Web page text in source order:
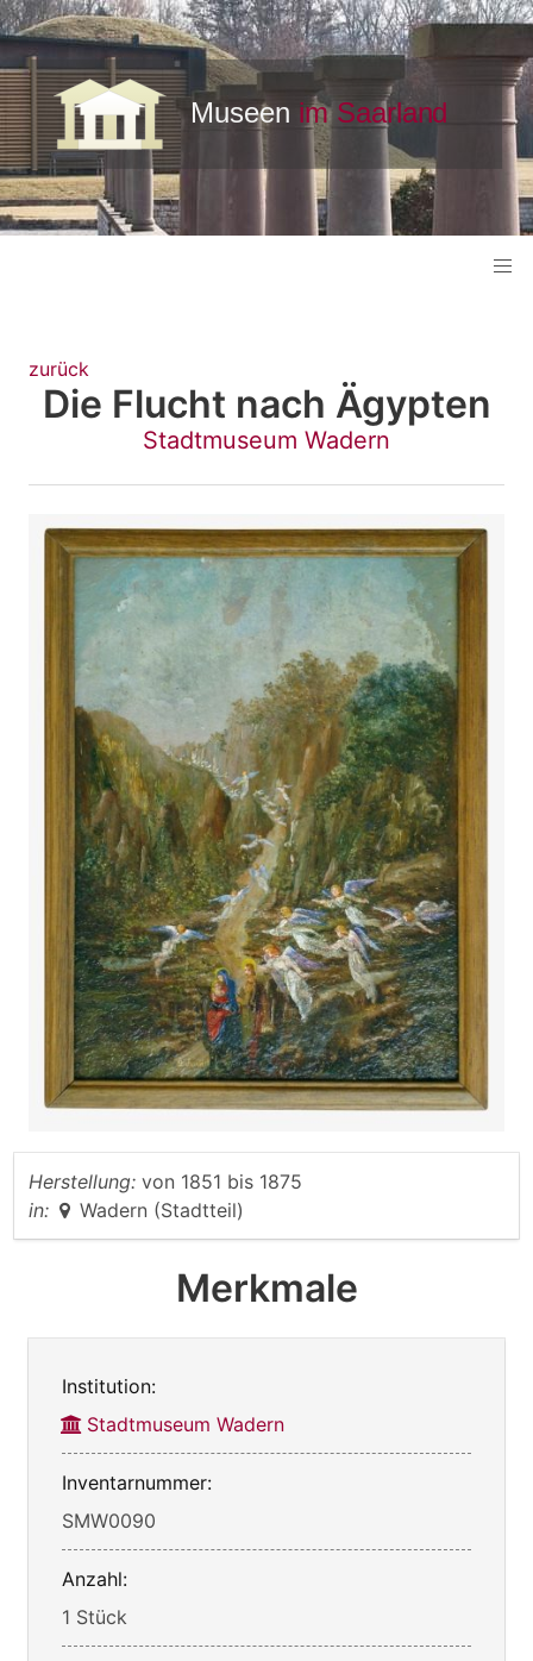
zurück
Die Flucht nach Ägypten
Stadtmuseum Wadern
Herstellung: von 1851 bis 1875
in:
Wadern (Stadtteil)
Merkmale
Institution:
Stadtmuseum Wadern
Inventarnummer:
SMW0090
Anzahl:
1 Stück